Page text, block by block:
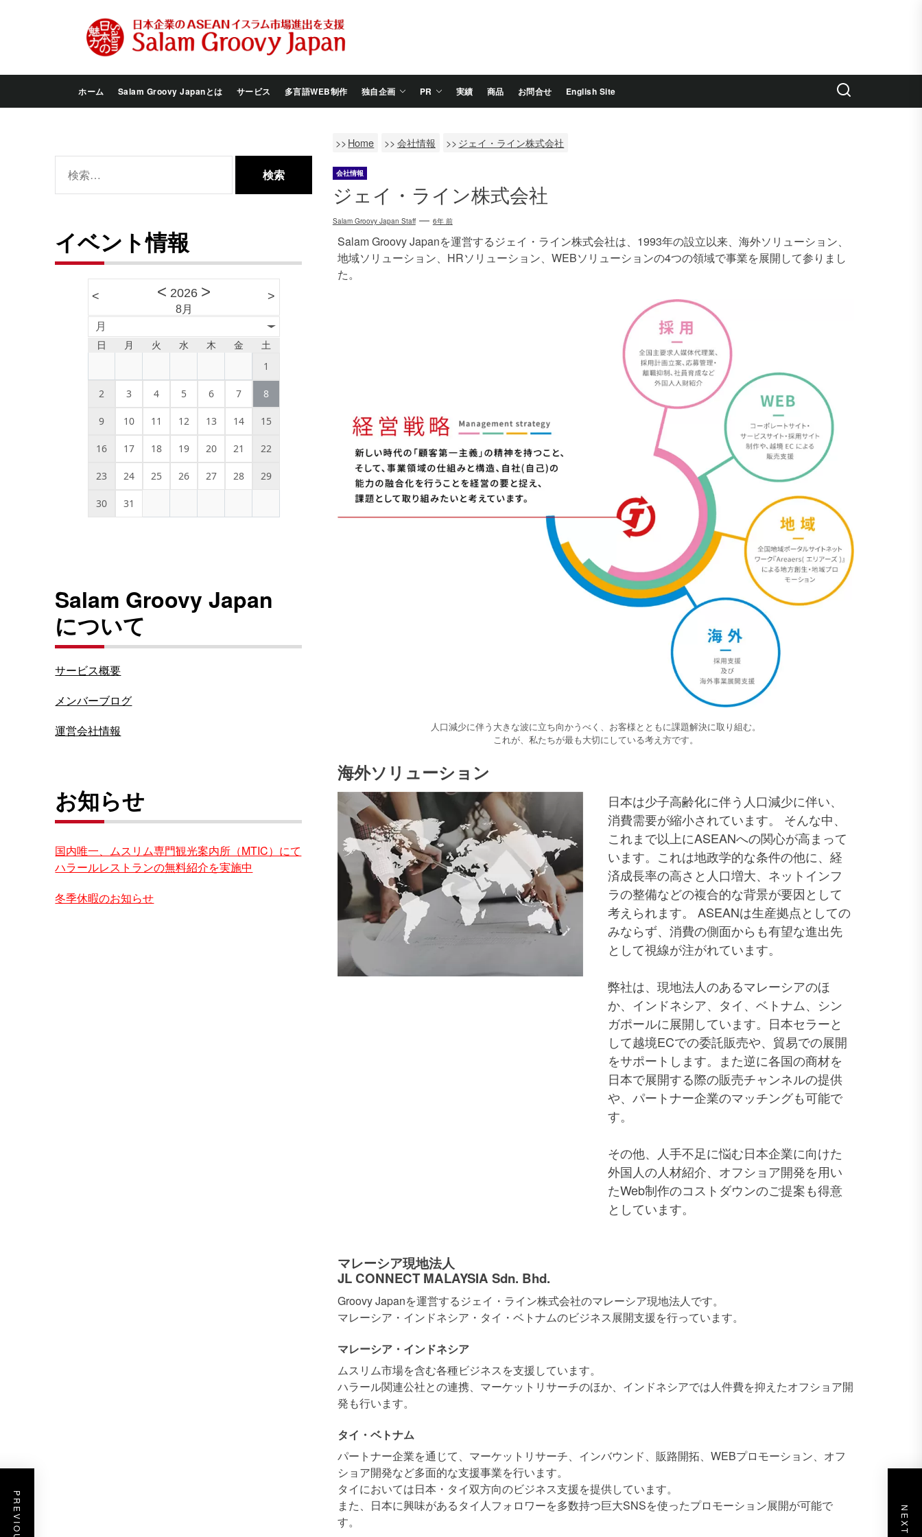
Groovy
Japan
ホーム Salam Groovy Japanとは サービス 多言語WEB制作 独自企画 PR 実績 商品 お問合せ English Site
Home 会社情報 ジェイ・ライン株式会社
会社情報
ジェイ・ライン株式会社
Salam Groovy Japan Staff 6年 前
Salam Groovy Japanを運営するジェイ・ライン株式会社は、1993年の設立以来、海外ソリューション、
地域ソリューション、HRソリューション、WEBソリューションの4つの領域で事業を展開して参りまし
た。
人口減少に伴う大きな波に立ち向かうべく、お客様とともに課題解決に取り組む。
これが、私たちが最も大切にしている考え方です。
海外ソリューション
日本は少子高齢化に伴う人口減少に伴い、
消費需要が縮小されています。 そんな中、
これまで以上にASEANへの関心が高まって
います。これは地政学的な条件の他に、経
済成長率の高さと人口増大、ネットインフ
ラの整備などの複合的な背景が要因として
考えられます。 ASEANは生産拠点としての
みならず、消費の側面からも有望な進出先
として視線が注がれています。
弊社は、現地法人のあるマレーシアのほ
か、インドネシア、タイ、ベトナム、シン
ガポールに展開しています。日本セラーと
して越境ECでの委託販売や、貿易での展開
をサポートします。また逆に各国の商材を
日本で展開する際の販売チャンネルの提供
や、パートナー企業のマッチングも可能で
す。
その他、人手不足に悩む日本企業に向けた
外国人の人材紹介、オフショア開発を用い
たWeb制作のコストダウンのご提案も得意
としています。
マレーシア現地法人
JL CONNECT MALAYSIA Sdn. Bhd.
Groovy Japanを運営するジェイ・ライン株式会社のマレーシア現地法人です。
マレーシア・インドネシア・タイ・ベトナムのビジネス展開支援を行っています。
マレーシア・インドネシア
ムスリム市場を含む各種ビジネスを支援しています。
ハラール関連公社との連携、マーケットリサーチのほか、インドネシアでは人件費を抑えたオフショア開
発も行います。
タイ・ベトナム
パートナー企業を通じて、マーケットリサーチ、インバウンド、販路開拓、WEBプロモーション、オフ
ショア開発など多面的な支援事業を行います。
タイにおいては日本・タイ双方向のビジネス支援を提供しています。
また、日本に興味があるタイ人フォロワーを多数持つ巨大SNSを使ったプロモーション展開が可能で
す。
索:
イベント情報
< < 2026 >
8月
>
月
日 月 火 水 木 金 土
1
2 3 4 5 6 7 8
9 10 11 12 13 14 15
16 17 18 19 20 21 22
23 24 25 26 27 28 29
30 31
Salam Groovy Japan
について
サービス概要
メンバーブログ
運営会社情報
お知らせ
国内唯一、ムスリム専門観光案内所（MTIC）にて
ハラールレストランの無料紹介を実施中
冬季休暇のお知らせ